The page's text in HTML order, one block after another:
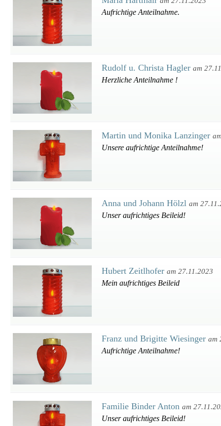
Aufrichtige Anteilnahme.
Rudolf u. Christa Hagler am
Herzliche Anteilnahme !
Martin und Monika Lanzinger
Unsere aufrichtige Anteilnahme!
Anna und Johann Hölzl am
Unser aufrichtiges Beileid!
Hubert Zeitlhofer am 27.11.2023
Mein aufrichtiges Beileid
Franz und Brigitte Wiesinger am
Aufrichtige Anteilnahme!
Familie Binder Anton am
Unser aufrichtiges Beileid!